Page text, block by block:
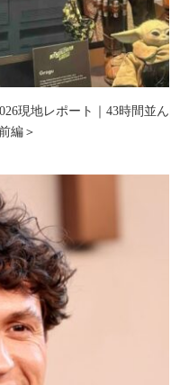
現地レポート｜43時間並ん
編＞